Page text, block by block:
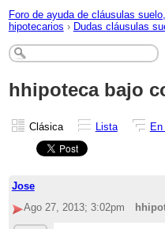
Foro de ayuda de cláusulas
hipotecarios › Dudas cláusulas
hhipoteca bajo
Clásica Lista
En
Jose
Ago 27, 2013; 3:02pm